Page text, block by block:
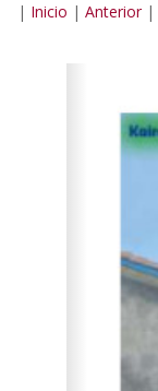
| Inicio | Anterior |